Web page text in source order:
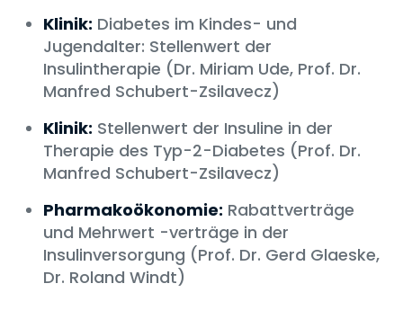
Klinik: Diabetes im Kindes- und
Jugendalter: Stellenwert der
Insulintherapie (Dr. Miriam Ude, Prof. Dr.
Manfred Schubert-Zsilavecz)
Klinik: Stellenwert der Insuline in der
Therapie des Typ-2-Diabetes (Prof. Dr.
Manfred Schubert-Zsilavecz)
Pharmakoökonomie: Rabattverträge
und Mehrwert -verträge in der
Insulinversorgung (Prof. Dr. Gerd Glaeske,
Dr. Roland Windt)